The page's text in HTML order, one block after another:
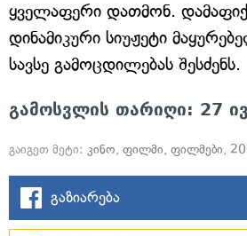
ყველაფერი დათმონ.
დინამიკური სიუჟეტი
სავსე გამოცდილებას შესძენს.
გამოსვლის თარიღი: 27
გაიგეთ მეტი: კინო, ფილმი, ფილმები,
გაზიარება